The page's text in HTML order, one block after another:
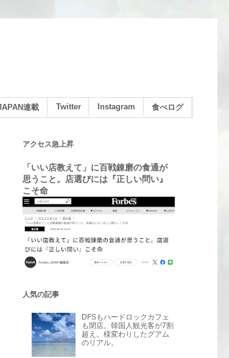
連載 Twitter Instagram 食べログ
アクセス急上昇
「いい店教えて」に百戦錬磨の食通が
思うこと。店選びには『正しい問い』
こそ命
人気の記事
DFSもハードロックカフェ
も閉店。韓国人観光客が7割
超え。様変わりしたグアム
のリアル。